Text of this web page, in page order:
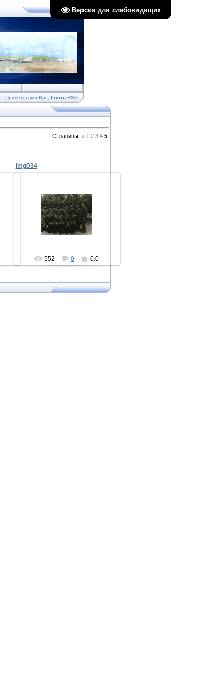
Версия для слабовидящих
Приветствую Вас Гость RSS
Страницы: « 1 2 3 4 5
img034
01.12.2010
Stanislav_Semiletov
552 0 0.0